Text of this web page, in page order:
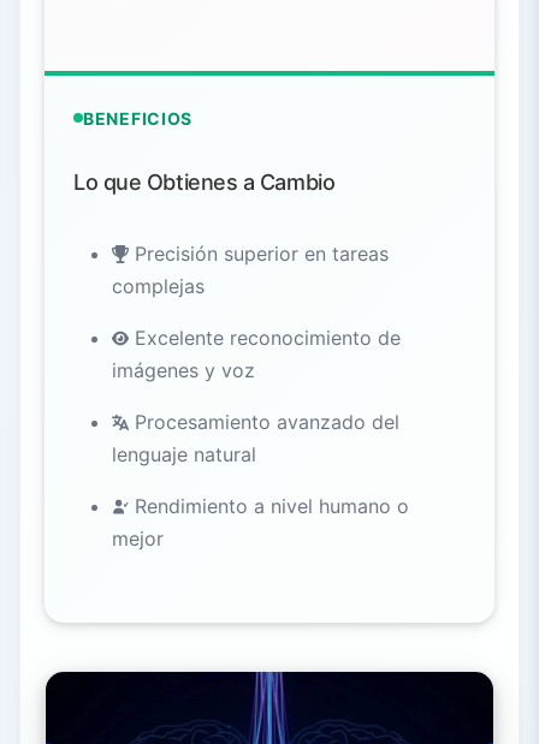
BENEFICIOS
Lo que Obtienes a Cambio
Precisión superior en tareas
complejas
Excelente reconocimiento de
imágenes y voz
Procesamiento avanzado del
lenguaje natural
Rendimiento a nivel humano o
mejor